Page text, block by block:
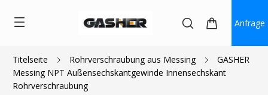
Anfrage
Titelseite Rohrverschraubung aus Messing
GASHER
Messing NPT Außensechskantgewinde Innensechskant
Rohrverschraubung
$0.93